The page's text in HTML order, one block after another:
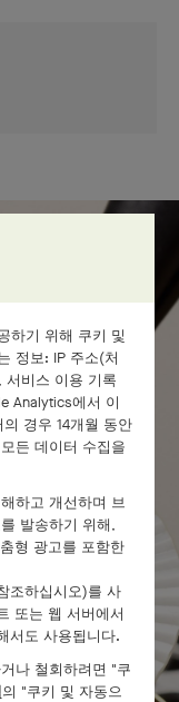
보세요.
하기 위해 쿠키 및
정보: IP 주소(처
서비스 이용 기록
Analytics에서 이
경우 14개월 동안
든 데이터 수집을
하고 개선하며 브
발송하기 위해,
형 광고를 포함한
조하십시오)를 사
또는 웹 서버에서
서도 사용됩니다.
나 철회하려면 "쿠
의 "쿠키 및 자동으